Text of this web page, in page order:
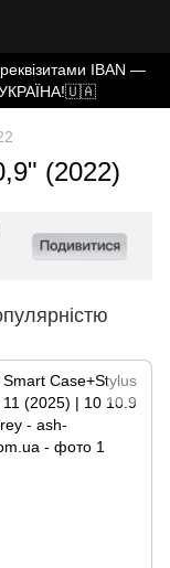
IBAN —
(2022)